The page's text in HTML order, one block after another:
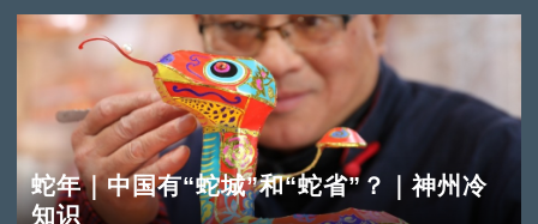
蛇年｜中国有“蛇城”和“蛇省”？｜神州冷
知识